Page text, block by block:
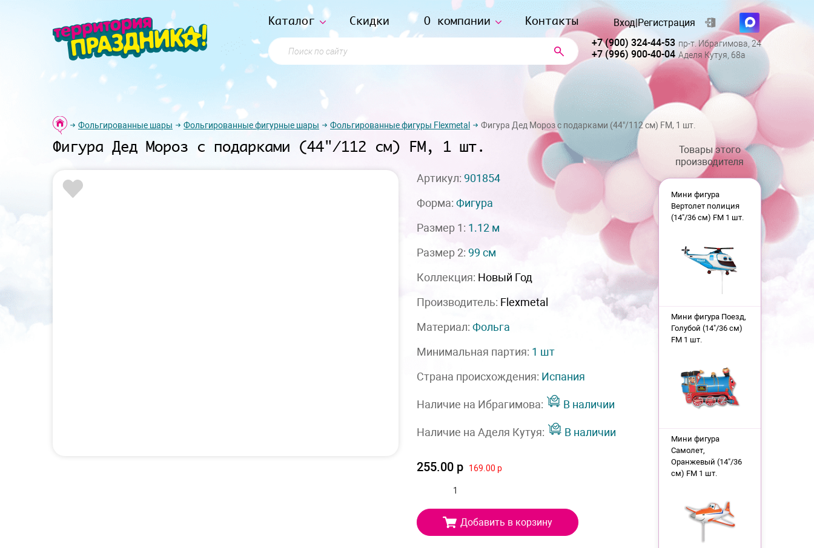
Каталог Скидки О компании Контакты
Поиск по сайту
Вход|Регистрация
+7 (900) 324-44-53 пр-т. Ибрагимова, 24
+7 (996) 900-40-04 Аделя Кутуя, 68а
Фольгированные шары Фольгированные фигурные шары Фольгированные фигуры Flexmetal Фигура Дед Мороз с подарками (44"/112 см) FM, 1 шт.
Фигура Дед Мороз с подарками (44"/112 см) FM, 1 шт.
Артикул: 901854
Форма: Фигура
Размер 1: 1.12 м
Размер 2: 99 см
Коллекция: Новый Год
Производитель: Flexmetal
Материал: Фольга
Минимальная партия: 1 шт
Страна происхождения: Испания
Наличие на Ибрагимова: В наличии
Наличие на Аделя Кутуя: В наличии
255.00 р 169.00 р
Добавить в корзину
Товары этого
производителя
Мини фигура
Вертолет полиция
(14"/36 см) FM 1 шт.
Мини фигура Поезд,
Голубой (14"/36 см)
FM 1 шт.
Мини фигура
Самолет,
Оранжевый (14"/36
см) FM 1 шт.